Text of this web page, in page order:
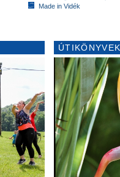
Made in Vidék